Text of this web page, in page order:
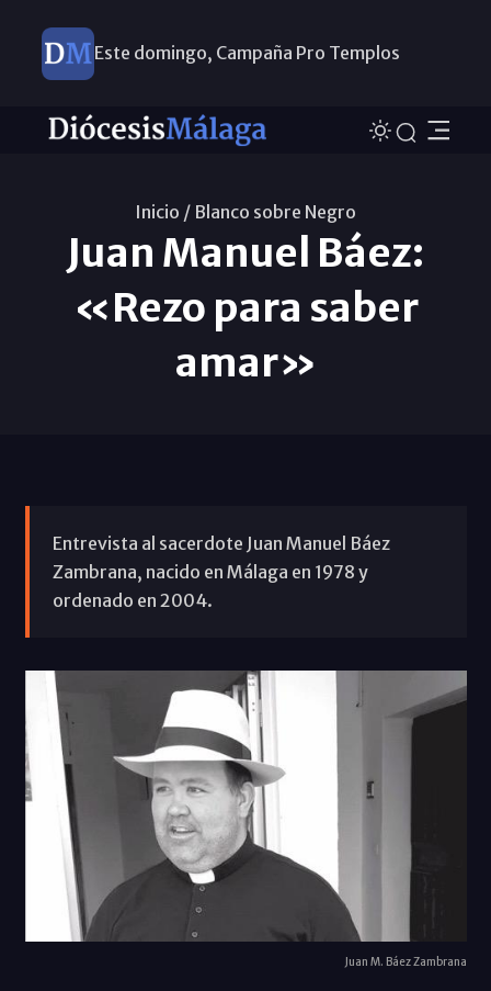
Este domingo, Campaña Pro Templos
Inicio / Blanco sobre Negro
Juan Manuel Báez:
«Rezo para saber
amar»
Entrevista al sacerdote Juan Manuel Báez
Zambrana, nacido en Málaga en 1978 y
ordenado en 2004.
Juan M. Báez Zambrana